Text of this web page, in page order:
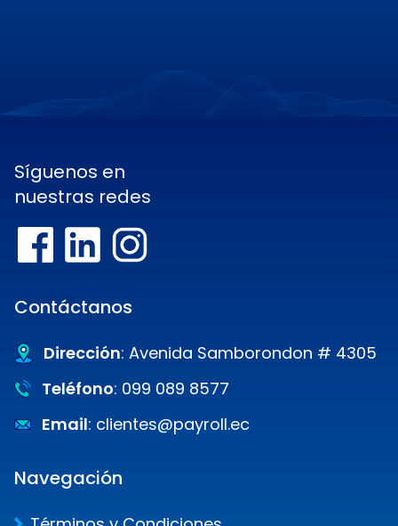
Síguenos en
nuestras redes
Contáctanos
Dirección: Avenida Samborondon # 4305
Teléfono: 099 089 8577
Email: clientes@payroll.ec
Navegación